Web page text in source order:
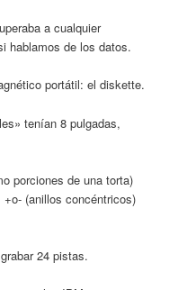
a cualquier
hablamos de los datos.
portátil: el diskette.
tenían 8 pulgadas,
porciones de una torta)
(anillos concéntricos)
24 pistas.